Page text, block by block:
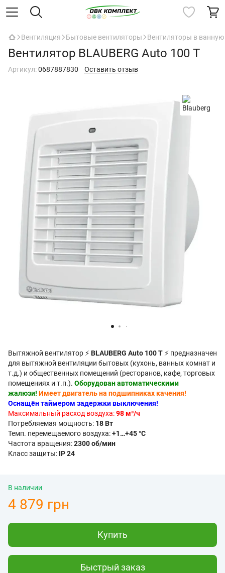
Вентиляция Бытовые вентиляторы Вентиляторы в
Вентилятор BLAUBERG Auto 100 T
Артикул:0687887830 Оставить отзыв
Вытяжной вентилятор ⚡ BLAUBERG Auto 100 T ⚡ предназначен
для вытяжной вентиляции бытовых (кухонь, ванных комнат и
т.д.) и общественных помещений (ресторанов, кафе, торговых
помещениях и т.п.). Оборудован автоматическими
жалюзи! Имеет двигатель на подшипниках качения!
Оснащён таймером задержки выключения!
Максимальный расход воздуха:98 м³/ч
Потребляемая мощность: 18 Вт
Темп. перемещаемого воздуха:+1…+45 °C
Частота вращения:2300 об/мин
Класс защиты: IP 24
В наличии
4 879 грн
Купить
Быстрый заказ